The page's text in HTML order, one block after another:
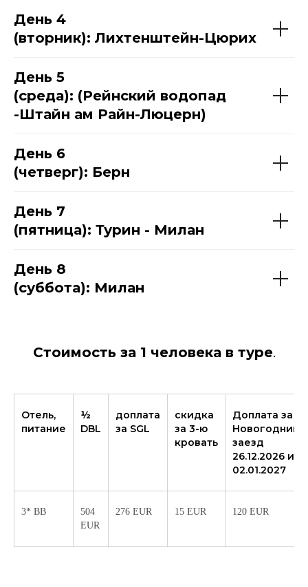
День 4
(вторник): Лихтенштейн-Цюрих
День 5
(среда): (Рейнский водопад
-Штайн ам Райн-Люцерн)
День 6
(четверг): Берн
День 7
(пятница): Турин - Милан
День 8
(суббота): Милан
Стоимость за 1 человека в туре.
Отель,
питание
½
DBL
доплата
за SGL
скидка
за 3-ю
кровать
Доплата за
Новогодний
заезд
26.12.2026 и
02.01.2027
3* BB
504
EUR
276 EUR 15 EUR 120 EUR